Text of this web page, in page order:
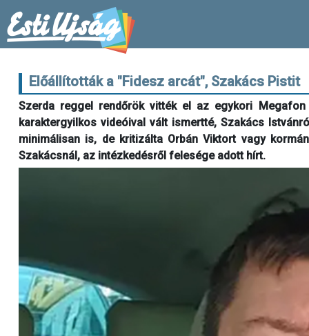
Előállították a "Fidesz arcát", Szakács Pistit
Szerda reggel rendőrök vitték el az egykori
karaktergyilkos videóival vált ismertté, Szakács
minimálisan is, de kritizálta Orbán Viktort vagy
Szakácsnál, az intézkedésről felesége adott hírt.